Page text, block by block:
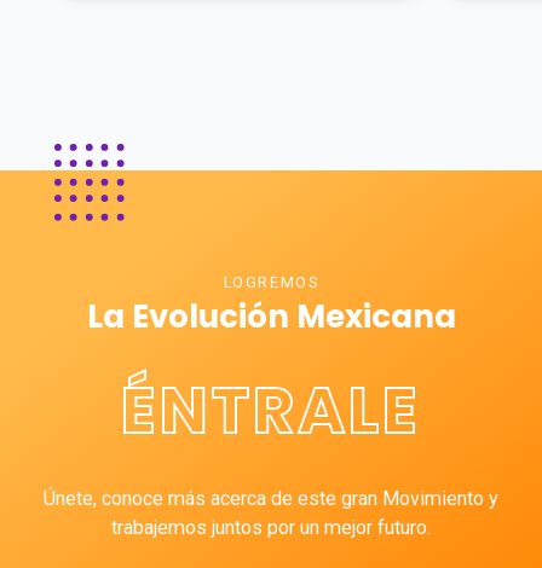
LOGREMOS
La Evolución Mexicana
ÉNTRALE
Únete, conoce más acerca de este gran Movimiento y
trabajemos juntos por un mejor futuro.